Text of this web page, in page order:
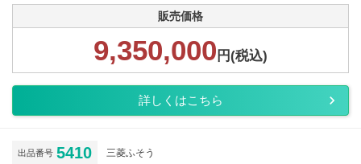
販売価格
9,350,000 円(税込)
詳しくはこちら
出品番号 5410 三菱ふそう